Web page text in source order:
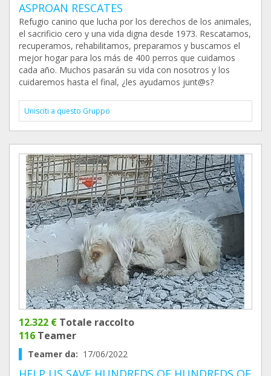
ASPROAN RESCATES
Refugio canino que lucha por los derechos de los animales,
el sacrificio cero y una vida digna desde 1973. Rescatamos,
recuperamos, rehabilitamos, preparamos y buscamos el
mejor hogar para los más de 400 perros que cuidamos
cada año. Muchos pasarán su vida con nosotros y los
cuidaremos hasta el final, ¿les ayudamos junt@s?
Unisciti a questo Gruppo
12.322 € Totale raccolto
116 Teamer
Teamer da: 17/06/2022